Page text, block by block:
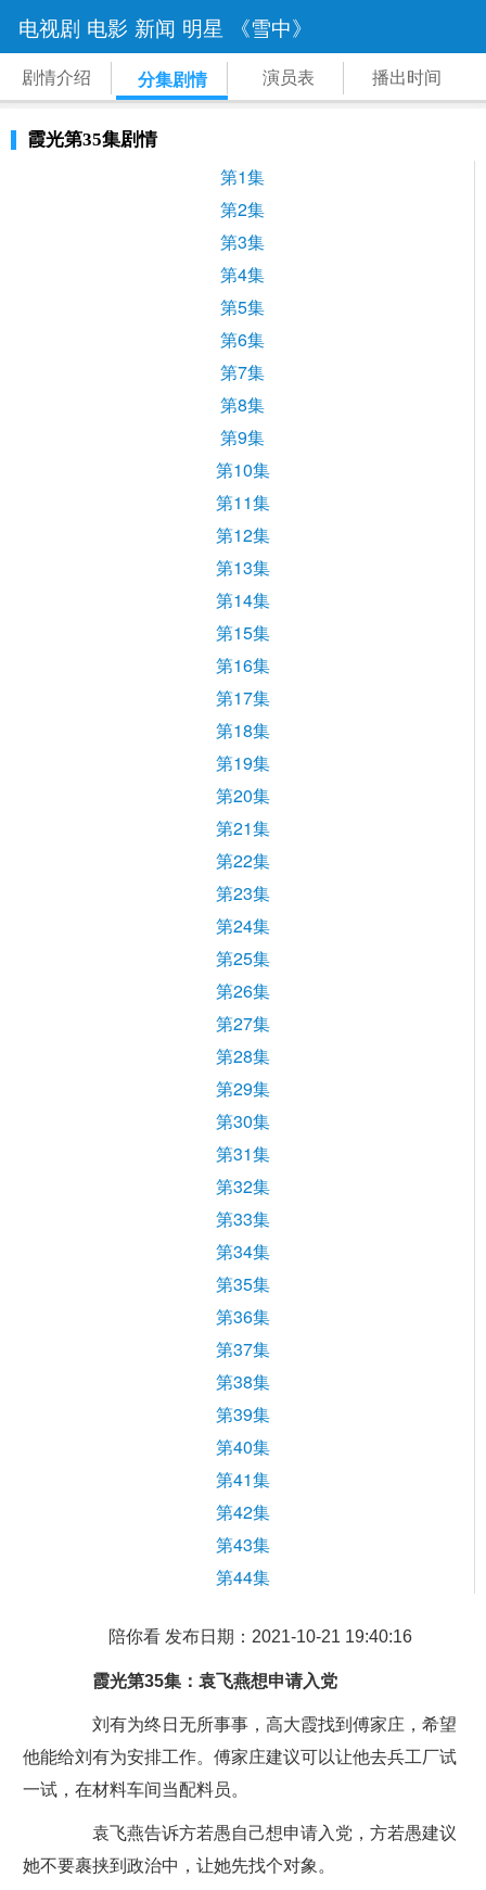
电视剧 电影 新闻 明星 《雪中》
剧情介绍 分集剧情 演员表 播出时间
霞光第35集剧情
第1集
第2集
第3集
第4集
第5集
第6集
第7集
第8集
第9集
第10集
第11集
第12集
第13集
第14集
第15集
第16集
第17集
第18集
第19集
第20集
第21集
第22集
第23集
第24集
第25集
第26集
第27集
第28集
第29集
第30集
第31集
第32集
第33集
第34集
第35集
第36集
第37集
第38集
第39集
第40集
第41集
第42集
第43集
第44集
陪你看 发布日期：2021-10-21 19:40:16
霞光第35集：袁飞燕想申请入党
刘有为终日无所事事，高大霞找到傅家庄，希望
他能给刘有为安排工作。傅家庄建议可以让他去兵工厂试
一试，在材料车间当配料员。
袁飞燕告诉方若愚自己想申请入党，方若愚建议
她不要裹挟到政治中，让她先找个对象。